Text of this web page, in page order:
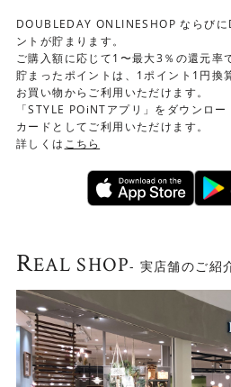
DOUBLEDAY ONLINESHOP ならび
ントが貯まります。
ご購入額に応じて1〜最大3％の還元率
貯まったポイントは、1ポイント1円換
お買い物からご利用いただけます。
「STYLE POiNTアプリ」をダウンロ
カードとしてご利用いただけます。
詳しくは こちら
REAL SHOP- 実店舗のご紹